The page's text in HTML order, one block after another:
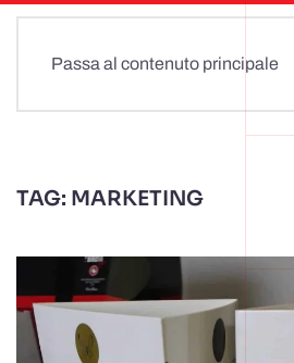
Passa al contenuto principale
TAG: MARKETING